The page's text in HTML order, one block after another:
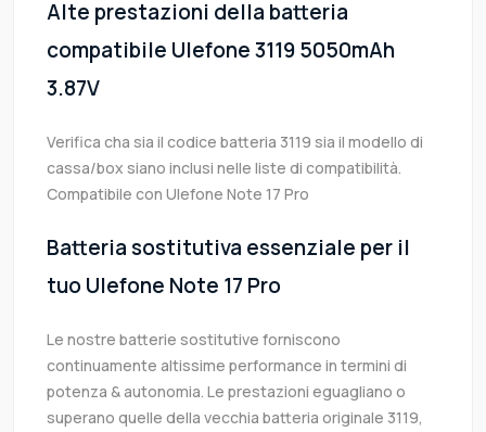
Alte prestazioni della batteria
compatibile Ulefone 3119 5050mAh
3.87V
Verifica cha sia il codice batteria 3119 sia il modello di
cassa/box siano inclusi nelle liste di compatibilità.
Compatibile con Ulefone Note 17 Pro
Batteria sostitutiva essenziale per il
tuo Ulefone Note 17 Pro
Le nostre batterie sostitutive forniscono
continuamente altissime performance in termini di
potenza & autonomia. Le prestazioni eguagliano o
superano quelle della vecchia batteria originale 3119,